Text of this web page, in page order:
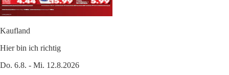
Kaufland
Hier bin ich richtig
Do. 6.8. - Mi. 12.8.2026